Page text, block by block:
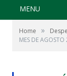
MENU
Home »
MES DE